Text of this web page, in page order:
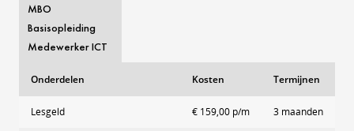
MBO
Basisopleiding
Medewerker ICT
Onderdelen Kosten Termijnen
Lesgeld € 159,00 p/m 3 maanden